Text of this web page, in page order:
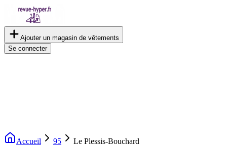
Ajouter un magasin de vêtements
Se connecter
Accueil 95 Le Plessis-Bouchard